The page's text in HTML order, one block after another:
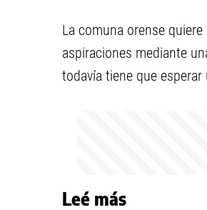
La comuna orense
aspiraciones mediante
todavía tiene que
Leé más